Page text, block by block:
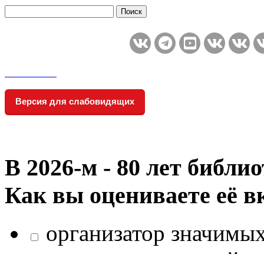
Версия для слабовидящих
В 2026‑м - 80 лет
Как вы оцениваете её
организатор